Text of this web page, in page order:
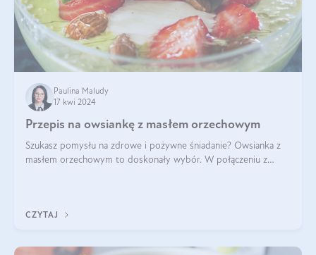
Paulina Maludy
17 kwi 2024
Przepis na owsiankę z masłem orzechowym
Szukasz pomysłu na zdrowe i pożywne śniadanie? Owsianka z
masłem orzechowym to doskonały wybór. W połączeniu z
CZYTAJ